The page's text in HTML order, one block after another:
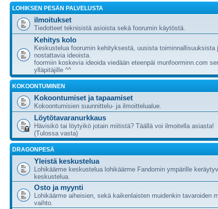
LOHIKSEN PESÄN PALVELUSTA
ilmoitukset
Tiedotteet teknisistä asioista sekä foorumin käytöstä.
Kehitys kolo
Keskustelua foorumin kehityksestä, uusista toiminnallisuuksista
nostattavia ideoista.
foormiin koskevia ideoida viedään eteenpäi munfoorminn.com
ylläpitäjille ^^
KOKOONTUMINEN
Kokoontumiset ja tapaamiset
Kokoontumisien suunnittelu- ja ilmoittelualue.
Löytötavaranurkkaus
Hävisikö tai löytyikö jotain miitistä? Täällä voi ilmoitella asiasta!
(Tulossa vasta)
DRAGONPESÄ
Yleistä keskustelua
Lohikäärme keskustelua lohikäärme Fandomin ympärille
keskustelua.
Osto ja myynti
Lohikäärme aiheisien, sekä kaikenlaisten muidenkin tavaroiden
vaihto.